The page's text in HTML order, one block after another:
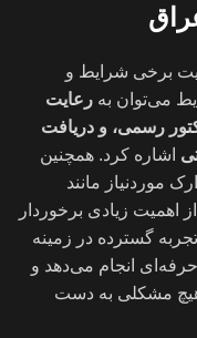
برخی شرایط و
می‌توان به رعایت
رسمی، و دریافت
اشاره کرد. همچنین
موردنیاز مانند
اهمیت زیادی برخوردار
گسترده در زمینه
انجام می‌دهد و
مشکلی به دست